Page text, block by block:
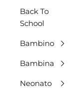
Back To
School
Bambino
Bambina
Neonato